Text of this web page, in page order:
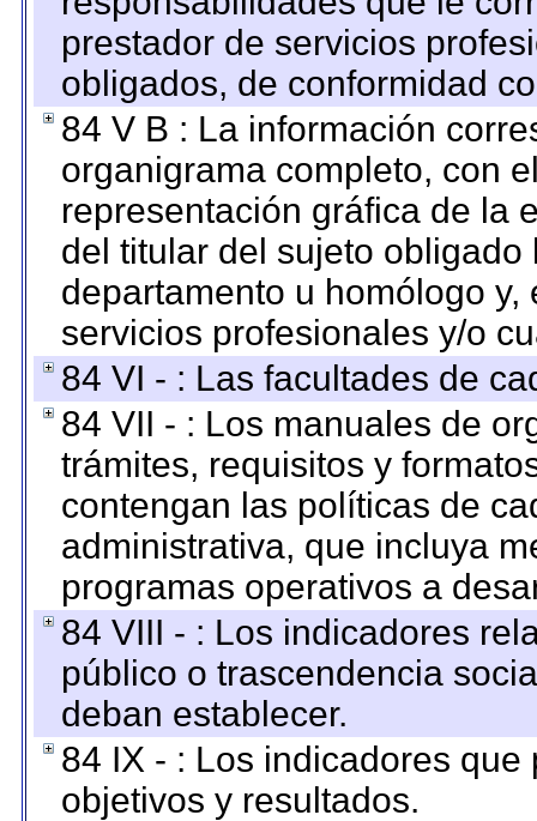
prestador de servicios
obligados, de conformidad
84 V B : La información
organigrama completo, con
representación gráfica de la
del titular del sujeto
departamento u homólogo
servicios profesionales y/o
84 VI - : Las facultades de
84 VII - : Los manuales de
trámites, requisitos y
contengan las políticas de
administrativa, que incluya
programas operativos a
84 VIII - : Los indicadores
público o trascendencia
deban establecer.
84 IX - : Los indicadores
objetivos y resultados.